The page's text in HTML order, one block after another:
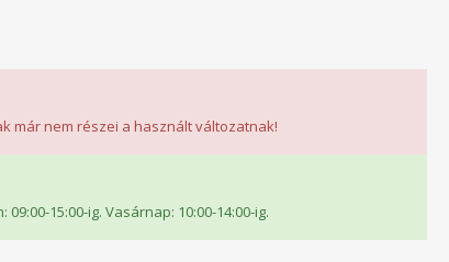
már nem részei a használt változatnak!
15:00-ig. Vasárnap: 10:00-14:00-ig.